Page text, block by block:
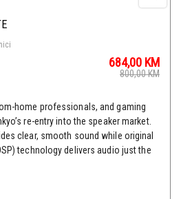
684,00 KM
800,00KM
home professionals, and gaming
re-entry into the speaker market.
clear, smooth sound while original
technology delivers audio just the